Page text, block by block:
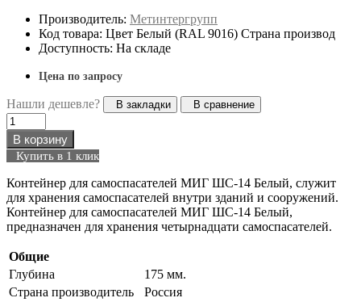
Производитель: Метинтергрупп
Код товара: Цвет Белый (RAL 9016) Страна производ
Доступность: На складе
Цена по запросу
Нашли дешевле? В закладки В сравнение
В корзину
Купить в 1 клик
Контейнер для самоспасателей МИГ ШС-14 Белый, служит
для хранения самоспасателей внутри зданий и сооружений.
Контейнер для самоспасателей МИГ ШС-14 Белый,
предназначен для хранения четырнадцати самоспасателей.
Общие
Глубина
175 мм.
Страна производитель
Россия